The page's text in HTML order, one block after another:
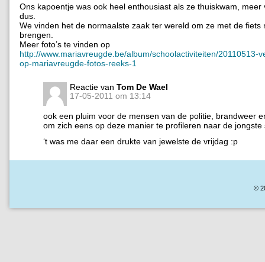
Ons kapoentje was ook heel enthousiast als ze thuiskwam, meer
dus.
We vinden het de normaalste zaak ter wereld om ze met de fiets
brengen.
Meer foto’s te vinden op
http://www.mariavreugde.be/album/schoolactiviteiten/20110513-
op-mariavreugde-fotos-reeks-1
Reactie van Tom De Wael
17-05-2011 om 13:14
ook een pluim voor de mensen van de politie, brandweer
om zich eens op deze manier te profileren naar de jongste
‘t was me daar een drukte van jewelste de vrijdag :p
©